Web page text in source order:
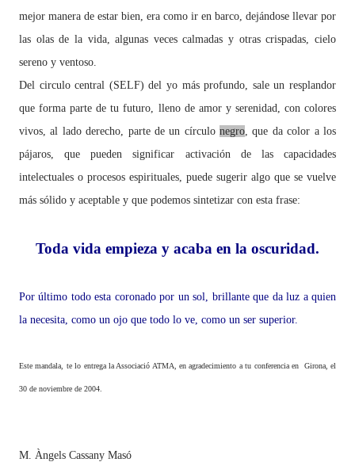
mejor manera de estar bien, era como ir en barco, dejándose llevar por
las olas de la vida, algunas veces calmadas y otras crispadas, cielo
sereno y ventoso.
Del circulo central (SELF) del yo más profundo, sale un resplandor
que forma parte de tu futuro, lleno de amor y serenidad, con colores
vivos, al lado derecho, parte de un círculonegro, que da color a los
pájaros, que pueden significar activación de las capacidades
intelectuales o procesos espirituales, puede sugerir algo que se vuelve
más sólido y aceptable y que podemos sintetizar con esta frase:
Toda vida empieza y acaba en la oscuridad.
Por último todo esta coronado por un sol, brillante que da luz a quien
la necesita, como un ojo que todo lo ve, como un ser superior.
Este mandala, te lo entrega la Associació ATMA , en agradecimiento a tu conferencia en Girona, el
30 de noviembre de 2004.
M. Àngels Cassany Masó